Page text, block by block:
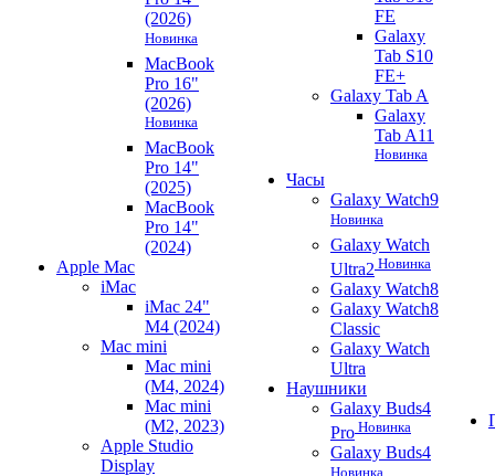
(2026)
Новинка
MacBook
Pro 16"
(2026)
Новинка
MacBook
Pro 14"
(2025)
MacBook
Pro 14"
(2024)
Apple Mac
iMac
iMac 24"
M4 (2024)
Mac mini
Mac mini
(M4, 2024)
Mac mini
(M2, 2023)
Apple Studio
Display
FE
Galaxy
Tab S10
FE+
Galaxy Tab A
Galaxy
Tab A11
Новинка
Часы
Galaxy Watch9
Новинка
Galaxy Watch
Ultra2 Новинка
Galaxy Watch8
Galaxy Watch8
Classic
Galaxy Watch
Ultra
Наушники
Galaxy Buds4
Pro Новинка
Galaxy Buds4
Новинка